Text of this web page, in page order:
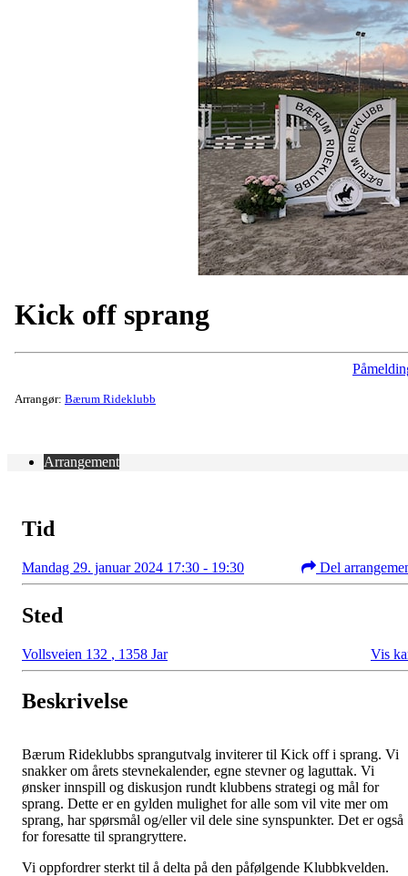
Kick off sprang
Arrangør: Bærum Rideklubb
Arrangement
Tid
Mandag 29. januar 2024 17:30 - 19:30 Del
Sted
Vollsveien 132 , 1358 Jar Vis
Beskrivelse
Bærum Rideklubbs sprangutvalg inviterer til Kick off i sprang. Vi
snakker om årets stevnekalender, egne stevner og laguttak. Vi
ønsker innspill og diskusjon rundt klubbens strategi og mål for
sprang. Dette er en gylden mulighet for alle som vil vite mer om
sprang, har spørsmål og/eller vil dele sine synspunkter. Det er også
for foresatte til sprangryttere.
Vi oppfordrer sterkt til å delta på den påfølgende Klubbkvelden.